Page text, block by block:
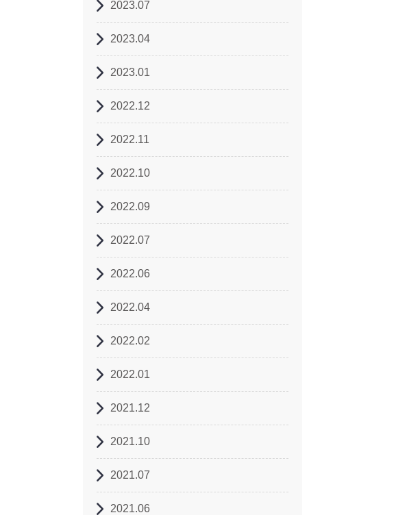
2023.07
2023.04
2023.01
2022.12
2022.11
2022.10
2022.09
2022.07
2022.06
2022.04
2022.02
2022.01
2021.12
2021.10
2021.07
2021.06